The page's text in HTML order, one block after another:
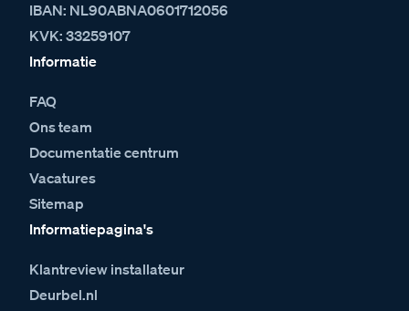
IBAN: NL90ABNA0601712056
KVK: 33259107
Informatie
FAQ
Ons team
Documentatie centrum
Vacatures
Sitemap
Informatiepagina's
Klantreview installateur
Deurbel.nl